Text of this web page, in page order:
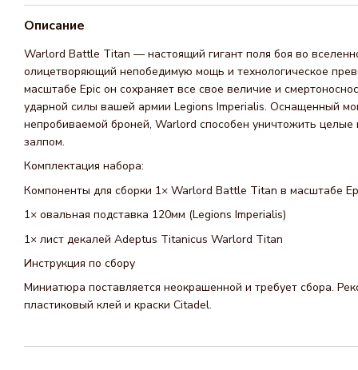
Описание
Warlord Battle Titan — настоящий гигант поля боя во
олицетворяющий непобедимую мощь и технологическое
масштабе Epic он сохраняет все свое величие и
ударной силы вашей армии Legions Imperialis. Оснащенный
непробиваемой броней, Warlord способен уничтожить целые
залпом.
Комплектация набора:
Компоненты для сборки 1× Warlord Battle Titan в масштабе
1× овальная подставка 120мм (Legions Imperialis)
1× лист декалей Adeptus Titanicus Warlord Titan
Инструкция по сбору
Миниатюра поставляется неокрашенной и требует сбора.
пластиковый клей и краски Citadel.